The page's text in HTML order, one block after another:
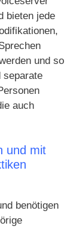
bieten jede
und so
separate
auch
und mit
benötigen